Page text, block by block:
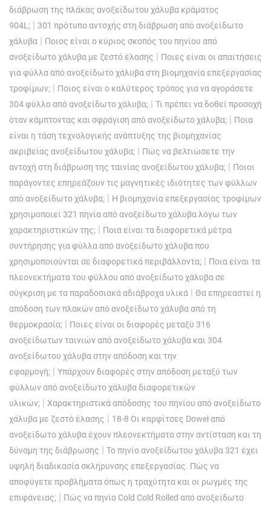
διάβρωση της πλάκας ανοξείδωτου χάλυβα κράματος
904L; | 301 πρότυπο αντοχής στη διάβρωση από ανοξείδωτο
χάλυβα | Ποιος είναι ο κύριος σκοπός του πηνίου από
ανοξείδωτο χάλυβα με ζεστό έλασης | Ποιες είναι οι απαιτήσεις
για φύλλα από ανοξείδωτο χάλυβα στη βιομηχανία επεξεργασίας
τροφίμων; | Ποιος είναι ο καλύτερος τρόπος για να αγοράσετε
304 φύλλο από ανοξείδωτο χάλυβα; | Τι πρέπει να δοθεί προσοχή
όταν κάμπτοντας και σφράγιση από ανοξείδωτο χάλυβα; | Ποια
είναι η τάση τεχνολογικής ανάπτυξης της βιομηχανίας
ακριβείας ανοξείδωτου χάλυβα; | Πώς να βελτιώσετε την
αντοχή στη διάβρωση της ταινίας ανοξείδωτου χάλυβα; | Ποιοι
παράγοντες επηρεάζουν τις μαγνητικές ιδιότητες των φύλλων
από ανοξείδωτο χάλυβα; | Η βιομηχανία επεξεργασίας τροφίμων
χρησιμοποιεί 321 πηνία από ανοξείδωτο χάλυβα λόγω των
χαρακτηριστικών της; | Ποια είναι τα διαφορετικά μέτρα
συντήρησης για φύλλα από ανοξείδωτο χάλυβα που
χρησιμοποιούνται σε διαφορετικά περιβάλλοντα; | Ποια είναι τα
πλεονεκτήματα του φύλλου από ανοξείδωτο χάλυβα σε
σύγκριση με τα παραδοσιακά αδιάβροχα υλικά | Θα επηρεαστεί η
απόδοση των πλακών από ανοξείδωτο χάλυβα από τη
θερμοκρασία; | Ποιες είναι οι διαφορές μεταξύ 316
ανοξείδωτων ταινιών από ανοξείδωτο χάλυβα και 304
ανοξείδωτου χάλυβα στην απόδοση και την
εφαρμογή; | Υπάρχουν διαφορές στην απόδοση μεταξύ των
φύλλων από ανοξείδωτο χάλυβα διαφορετικών
υλικών; | Χαρακτηριστικά απόδοσης του πηνίου από ανοξείδωτο
χάλυβα με ζεστό έλασης | 18-8 Οι καρφίτσες Dowel από
ανοξείδωτο χάλυβα έχουν πλεονεκτήματα στην αντίσταση και τη
δύναμη της διάβρωσης | Το πηνίο ανοξείδωτου χάλυβα 321 έχει
υψηλή διαδικασία σκλήρυνσης επεξεργασίας. Πώς να
αποφύγετε προβλήματα όπως η τραχύτητα και οι ρωγμές της
επιφάνειας; | Πώς να πηνίο Cold Cold Rolled από ανοξείδωτο